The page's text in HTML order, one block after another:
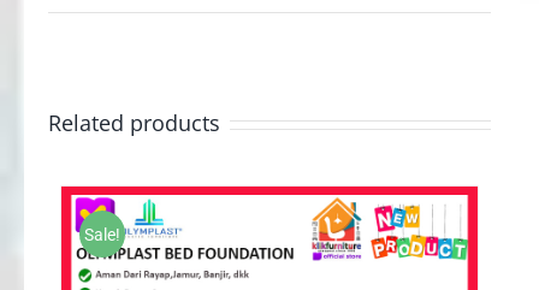
Related products
Sale!